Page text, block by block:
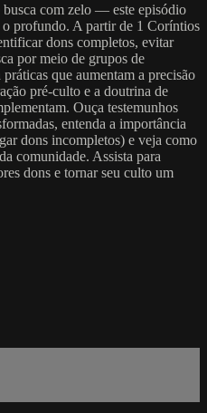
com zelo — este episódio
profundo. A partir de 1 Coríntios
dons completos, evitar
por meio de grupos de
que aumentam a precisão
pré-culto e a doutrina de
Ouça testemunhos
entenda a importância
dons incompletos) e veja como
comunidade. Assista para
dons e tornar seu culto um